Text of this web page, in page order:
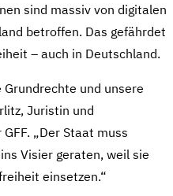
sind massiv von digitalen
betroffen. Das gefährdet
– auch in Deutschland.
und unsere
Juristin und
„Der Staat muss
Visier geraten, weil sie
einsetzen.“